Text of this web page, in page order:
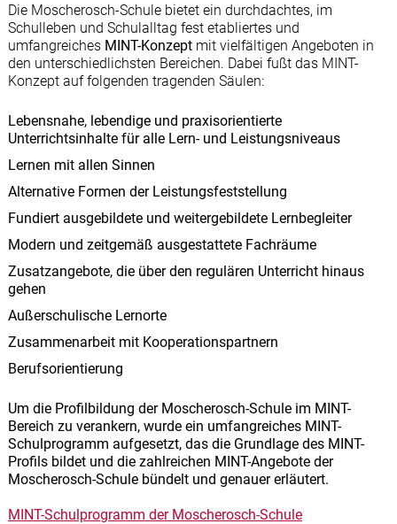
Die Moscherosch-Schule bietet ein durchdachtes, im
Schulleben und Schulalltag fest etabliertes und
umfangreiches MINT-Konzeptmit vielfältigen Angeboten in
den unterschiedlichsten Bereichen. Dabei fußt das MINT-
Konzept auf folgenden tragenden Säulen:
Lebensnahe, lebendige und praxisorientierte
Unterrichtsinhalte für alle Lern- und Leistungsniveaus
Lernen mit allen Sinnen
Alternative Formen der Leistungsfeststellung
Fundiert ausgebildete und weitergebildete Lernbegleiter
Modern und zeitgemäß ausgestattete Fachräume
Zusatzangebote, die über den regulären Unterricht hinaus
gehen
Außerschulische Lernorte
Zusammenarbeit mit Kooperationspartnern
Berufsorientierung
Um die Profilbildung der Moscherosch-Schule im MINT-
Bereich zu verankern, wurde ein umfangreiches MINT-
Schulprogramm aufgesetzt, das die Grundlage des MINT-
Profils bildet und die zahlreichen MINT-Angebote der
Moscherosch-Schule bündelt und genauer erläutert.
MINT-Schulprogramm der Moscherosch-Schule